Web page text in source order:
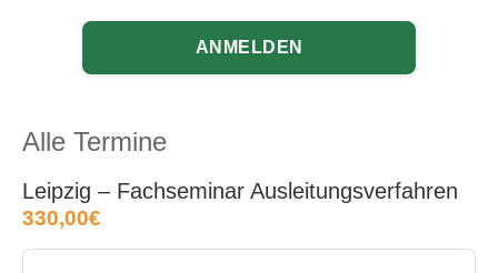
ANMELDEN
Alle Termine
Leipzig – Fachseminar Ausleitungsverfahren
330,00€